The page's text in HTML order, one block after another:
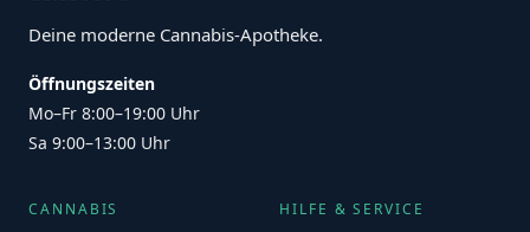
Deine moderne Cannabis-Apotheke.
Öffnungszeiten
Mo–Fr 8:00–19:00 Uhr
Sa 9:00–13:00 Uhr
CANNABIS HILFE & SERVICE